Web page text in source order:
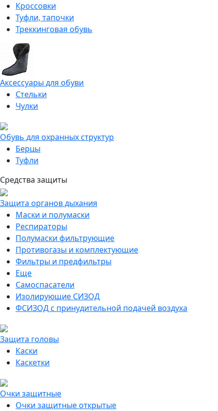
Кроссовки
Туфли, тапочки
Треккинговая обувь
Аксессуары для обуви
Стельки
Чулки
Обувь для охранных структур
Берцы
Туфли
Средства защиты
Защита органов дыхания
Маски и полумаски
Респираторы
Полумаски фильтрующие
Противогазы и комплектующие
Фильтры и предфильтры
Еще
Самоспасатели
Изолирующие СИЗОД
ФСИЗОД с принудительной подачей воздуха
Защита головы
Каски
Каскетки
Очки защитные
Очки защитные открытые